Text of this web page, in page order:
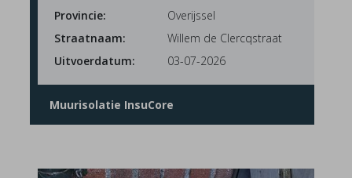
Provincie:
Overijssel
Straatnaam:
Willem de Clercqstraat
Uitvoerdatum:
03-07-2026
Muurisolatie InsuCore